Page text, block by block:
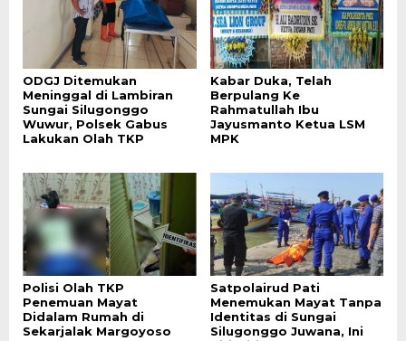
ODGJ Ditemukan
Meninggal di Lambiran
Sungai Silugonggo
Wuwur, Polsek Gabus
Lakukan Olah TKP
Kabar Duka, Telah
Berpulang Ke
Rahmatullah Ibu
Jayusmanto Ketua LSM
MPK
Polisi Olah TKP
Penemuan Mayat
Didalam Rumah di
Sekarjalak Margoyoso
Satpolairud Pati
Menemukan Mayat Tanpa
Identitas di Sungai
Silugonggo Juwana, Ini